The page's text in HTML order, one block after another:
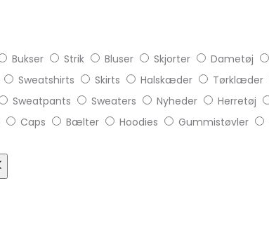
Bukser Strik Bluser Skjorter Dametøj
Sweatshirts Skirts Halskæder Tørklæder
Sweatpants Sweaters Nyheder Herretøj
Caps Bælter Hoodies Gummistøvler